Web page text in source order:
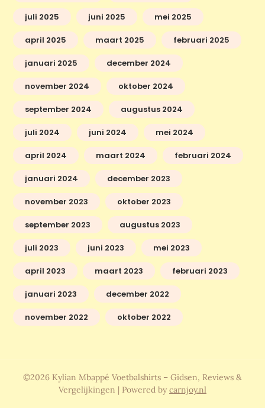
juli 2025 juni 2025 mei 2025
april 2025 maart 2025 februari 2025
januari 2025 december 2024
november 2024 oktober 2024
september 2024 augustus 2024
juli 2024 juni 2024 mei 2024
april 2024 maart 2024 februari 2024
januari 2024 december 2023
november 2023 oktober 2023
september 2023 augustus 2023
juli 2023 juni 2023 mei 2023
april 2023 maart 2023 februari 2023
januari 2023 december 2022
november 2022 oktober 2022
©2026 Kylian Mbappé Voetbalshirts – Gidsen, Reviews &
Vergelijkingen | Powered by carnjoy.nl